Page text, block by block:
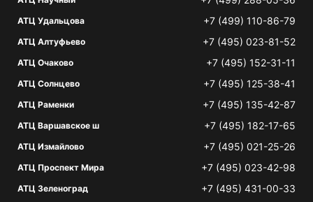
АТЦ Удальцова +7 (499) 110-86-79
АТЦ Алтуфьево +7 (495) 023-81-52
АТЦ Очаково +7 (495) 152-31-11
АТЦ Солнцево +7 (495) 125-38-41
АТЦ Раменки +7 (495) 135-42-87
АТЦ Варшавское ш +7 (495) 182-17-65
АТЦ Измайлово +7 (495) 021-25-26
АТЦ Проспект Мира +7 (495) 023-42-98
АТЦ Зеленоград +7 (495) 431-00-33